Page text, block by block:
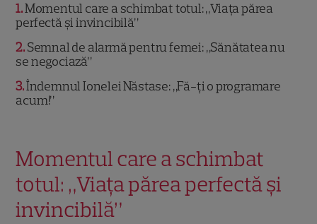
1 Momentul care a schimbat totul: „Viața părea
perfectă și invincibilă”
2 Semnal de alarmă pentru femei: „Sănătatea nu
se negociază”
3 Îndemnul Ionelei Năstase: „Fă-ți o programare
acum!”
Momentul care a schimbat
totul: „Viața părea perfectă și
invincibilă”